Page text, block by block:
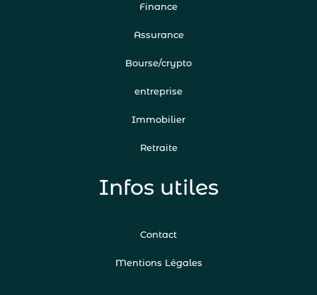
Finance
Assurance
Bourse/crypto
entreprise
Immobilier
Retraite
Infos utiles
Contact
Mentions Légales